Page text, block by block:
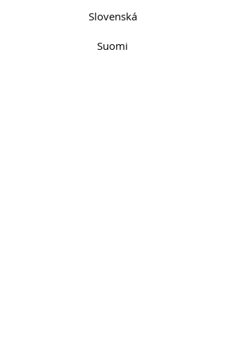
Slovenská
Suomi